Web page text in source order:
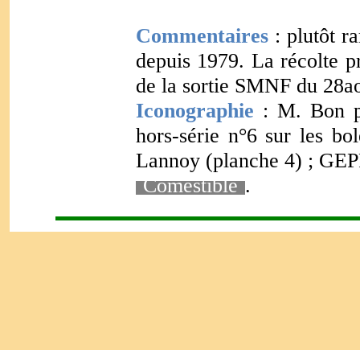
Commentaires : plutôt
depuis 1979. La récolte
de la sortie SMNF du
Iconographie : M. Bon
hors-série n°6 sur les
Lannoy (planche 4) ;
-Comestible-.